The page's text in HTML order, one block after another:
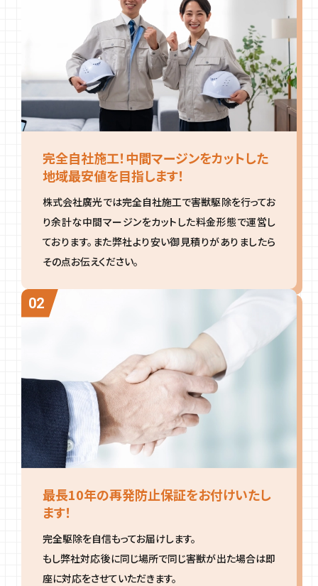
完全自社施工！中間マージンをカットした
地域最安値を目指します！
株式会社廣光では完全自社施工で害獣駆除を行ってお
り余計な中間マージンをカットした料金形態で運営し
ております。また弊社より安い御見積りがありましたら
その点お伝えください。
最長10年の再発防止保証をお付けいたし
ます！
完全駆除を自信もってお届けします。
もし弊社対応後に同じ場所で同じ害獣が出た場合は即
座に対応をさせていただきます。